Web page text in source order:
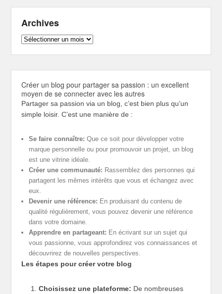
Archives
Archives
Créer un blog pour partager sa passion : un excellent
moyen de se connecter avec les autres
Partager sa passion via un blog, c’est bien plus qu’un
simple loisir. C’est une manière de :
Se faire connaître: Que ce soit pour développer votre
marque personnelle ou pour promouvoir un projet, un blog
est une vitrine idéale.
Créer une communauté: Rassemblez des personnes qui
partagent les mêmes intérêts que vous et échangez avec
eux.
Devenir une référence: En produisant du contenu de
qualité régulièrement, vous pouvez devenir une référence
dans votre domaine.
Apprendre en partageant: En écrivant sur un sujet qui
vous passionne, vous approfondirez vos connaissances et
découvrirez de nouvelles perspectives.
Les étapes pour créer votre blog
Choisissez une plateforme: De nombreuses